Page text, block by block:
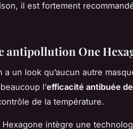
il est fortement
antipollution One
a un look qu’aucun autre
l’efficacité antibuée
de la température.
Hexagone intègre une